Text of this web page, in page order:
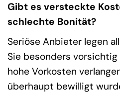
Gibt es versteckte
schlechte Bonität?
Seriöse Anbieter legen
Sie besonders
hohe Vorkosten
überhaupt bewilligt